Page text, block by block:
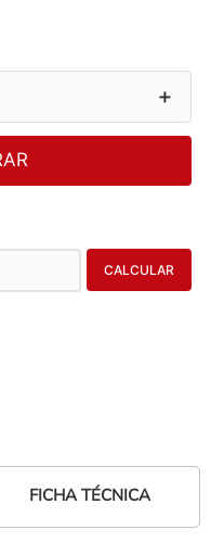
＋
FICHA TÉCNICA